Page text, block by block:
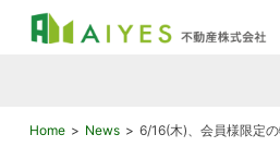
動
が
Home News 6/16(木)、会員様限定